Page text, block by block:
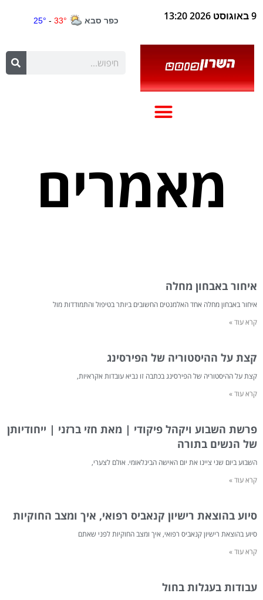
9 באוגוסט 2026 13:20
מאמרים
איחור באבחון מחלה
איחור באבחון מחלה אחד האלמנטים החשובים ביותר בטיפול והתמודדות מול
קרא עוד »
קצת על ההיסטוריה של הפירסינג
קצת על ההיסטוריה של הפירסינג בכתבה זו נביא עובדות אקראיות,
קרא עוד »
פרשת השבוע ויקהל פיקודי | מאת חזי ברזני | ייחודיותן
של הנשים בתורה
השבוע ביום שני ציינו את יום האישה הבינלאומי. אולם לצערי,
קרא עוד »
סיוע בהוצאת רישיון קנאביס רפואי, איך ומצב החוקיות
סיוע בהוצאת רישיון קנאביס רפואי, איך ומצב החוקיות לפני שאתם
קרא עוד »
עבודות בעגלות בחול